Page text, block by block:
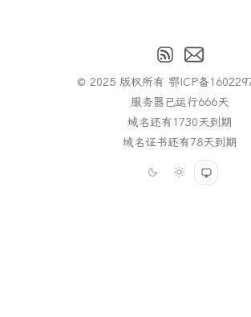
© 2025 版权所有 鄂ICP备
服务器已运行666天
域名还有1730天到期
域名证书还有78天到期